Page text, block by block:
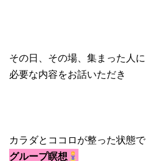
その日、その場、集まった人に
必要な内容をお話いただき
カラダとココロが整った状態で
グループ瞑想